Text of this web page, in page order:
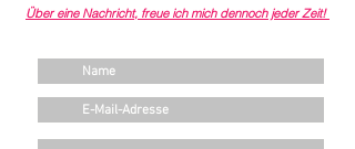
Über eine Nachricht, freue ich mich dennoch jeder Zeit!